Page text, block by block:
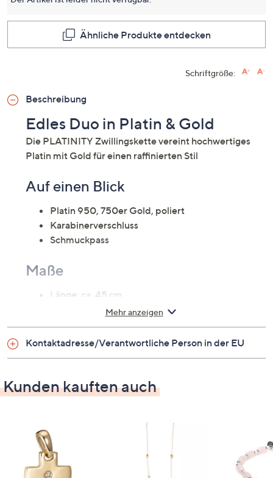
Ähnliche Produkte entdecken
Schriftgröße:
Beschreibung
Edles Duo in Platin & Gold
Die PLATINITY Zwillingskette vereint hochwertiges
Platin mit Gold für einen raffinierten Stil
Auf einen Blick
Platin 950, 750er Gold, poliert
Karabinerverschluss
Schmuckpass
Maße
Länge: ca. 45 cm
Breite: ca. 0,9 mm
Gewicht
Mehr anzeigen
Kontaktadresse/Verantwortliche Person in der EU
Kunden kauften auch